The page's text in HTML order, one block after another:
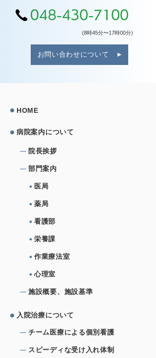
048-430-7100
(8時45分〜17時00分)
お問い合わせについて
HOME
病院案内について
院⻑挨拶
部⾨案内
医局
薬局
看護部
栄養課
作業療法室
心理室
施設概要、施設基準
⼊院治療について
チーム医療による個別看護
スピーディな受け⼊れ体制